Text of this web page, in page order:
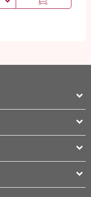
keyboard_arrow_down


